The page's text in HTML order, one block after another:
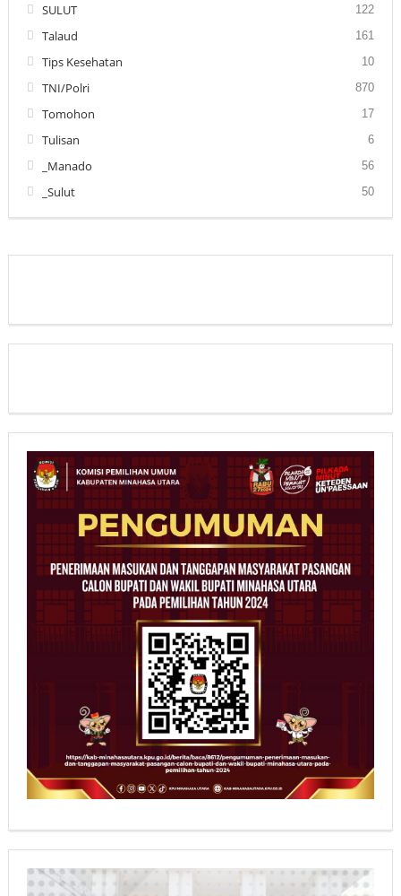
SULUT 122
Talaud 161
Tips Kesehatan 10
TNI/Polri 870
Tomohon 17
Tulisan 6
_Manado 56
_Sulut 50